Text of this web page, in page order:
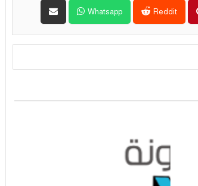
Reddit
Whatsapp